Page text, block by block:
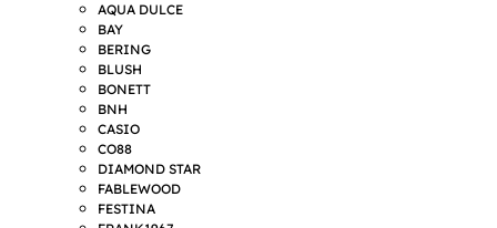
AQUA DULCE
BAY
BERING
BLUSH
BONETT
BNH
CASIO
CO88
DIAMOND STAR
FABLEWOOD
FESTINA